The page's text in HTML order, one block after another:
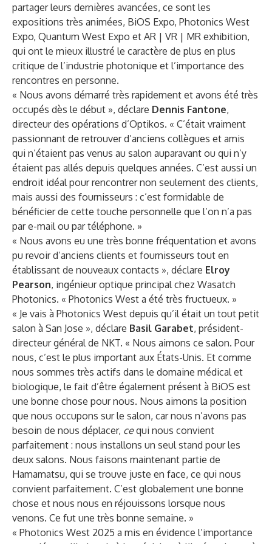
partager leurs dernières avancées, ce sont les
expositions très animées, BiOS Expo, Photonics West
Expo, Quantum West Expo et AR | VR | MR exhibition,
qui ont le mieux illustré le caractère de plus en plus
critique de l’industrie photonique et l’importance des
rencontres en personne.
« Nous avons démarré très rapidement et avons été très
occupés dès le début », déclare Dennis Fantone,
directeur des opérations d’Optikos. « C’était vraiment
passionnant de retrouver d’anciens collègues et amis
qui n’étaient pas venus au salon auparavant ou qui n’y
étaient pas allés depuis quelques années. C’est aussi un
endroit idéal pour rencontrer non seulement des clients,
mais aussi des fournisseurs : c’est formidable de
bénéficier de cette touche personnelle que l’on n’a pas
par e-mail ou par téléphone. »
« Nous avons eu une très bonne fréquentation et avons
pu revoir d’anciens clients et fournisseurs tout en
établissant de nouveaux contacts », déclare Elroy
Pearson, ingénieur optique principal chez Wasatch
Photonics. « Photonics West a été très fructueux. »
« Je vais à Photonics West depuis qu’il était un tout petit
salon à San Jose », déclare Basil Garabet, président-
directeur général de NKT. « Nous aimons ce salon. Pour
nous, c’est le plus important aux États-Unis. Et comme
nous sommes très actifs dans le domaine médical et
biologique, le fait d’être également présent à BiOS est
une bonne chose pour nous. Nous aimons la position
que nous occupons sur le salon, car nous n’avons pas
besoin de nous déplacer, cequi nous convient
parfaitement : nous installons un seul stand pour les
deux salons. Nous faisons maintenant partie de
Hamamatsu, qui se trouve juste en face, ce qui nous
convient parfaitement. C’est globalement une bonne
chose et nous nous en réjouissons lorsque nous
venons. Ce fut une très bonne semaine. »
« Photonics West 2025 a mis en évidence l’importance